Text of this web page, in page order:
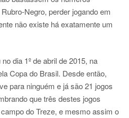
Negro, perder jogando em
não existe há exatamente um
dia 1º de abril de 2015, na
Copa do Brasil. Desde então,
para ninguém e já são 21 jogos
que três destes jogos
do Treze, e mesmo assim o